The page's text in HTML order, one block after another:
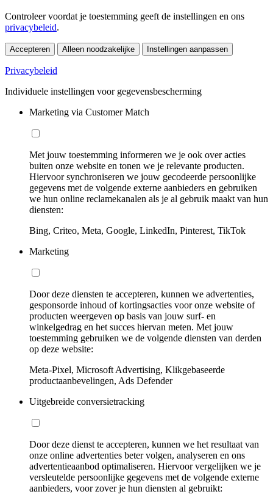
Controleer voordat je toestemming geeft de instellingen en ons
privacybeleid.
Accepteren Alleen noodzakelijke Instellingen aanpassen
Privacybeleid
Individuele instellingen voor gegevensbescherming
Marketing via Customer Match
Met jouw toestemming informeren we je ook over acties
buiten onze website en tonen we je relevante producten.
Hiervoor synchroniseren we jouw gecodeerde persoonlijke
gegevens met de volgende externe aanbieders en gebruiken
we hun online reclamekanalen als je al gebruik maakt van hun
diensten:
Bing, Criteo, Meta, Google, LinkedIn, Pinterest, TikTok
Marketing
Door deze diensten te accepteren, kunnen we advertenties,
gesponsorde inhoud of kortingsacties voor onze website of
producten weergeven op basis van jouw surf- en
winkelgedrag en het succes hiervan meten. Met jouw
toestemming gebruiken we de volgende diensten van derden
op deze website:
Meta-Pixel, Microsoft Advertising, Klikgebaseerde
productaanbevelingen, Ads Defender
Uitgebreide conversietracking
Door deze dienst te accepteren, kunnen we het resultaat van
onze online advertenties beter volgen, analyseren en ons
advertentieaanbod optimaliseren. Hiervoor vergelijken we je
versleutelde persoonlijke gegevens met de volgende externe
aanbieders, voor zover je hun diensten al gebruikt: